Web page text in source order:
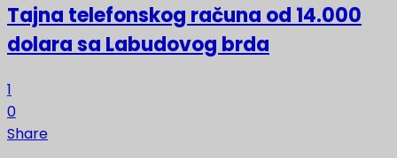
Tajna telefonskog računa od 14.000
dolara sa Labudovog brda
1
0
Share